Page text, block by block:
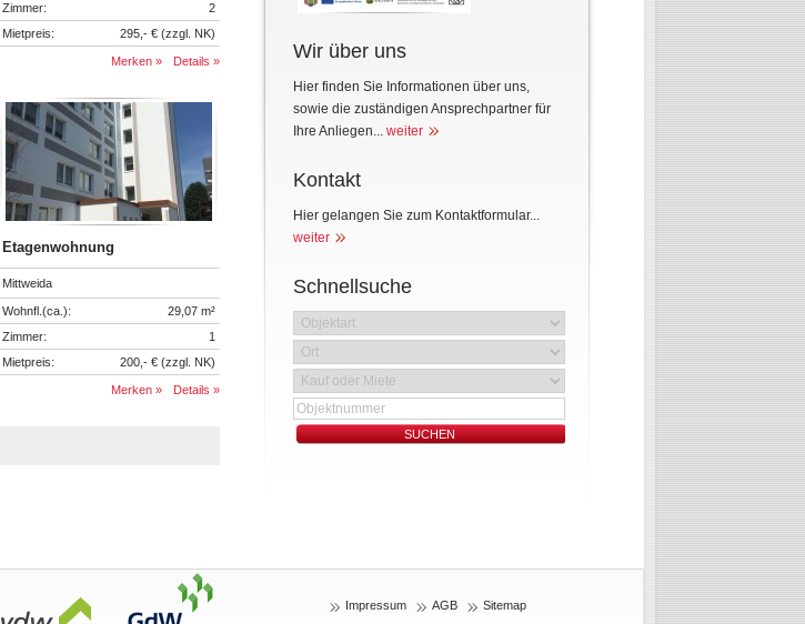
Zimmer:
2
Mietpreis: 295,- € (zzgl. NK)
Merken » Details »
Etagenwohnung
Mittweida
Wohnfl.(ca.):
29,07 m²
Zimmer:
1
Mietpreis: 200,- € (zzgl. NK)
Merken » Details »
Wir über uns
Hier finden Sie Informationen über uns,
sowie die zuständigen Ansprechpartner für
Ihre Anliegen... weiter
Kontakt
Hier gelangen Sie zum Kontaktformular...
weiter
Schnellsuche
Impressum AGB Sitemap